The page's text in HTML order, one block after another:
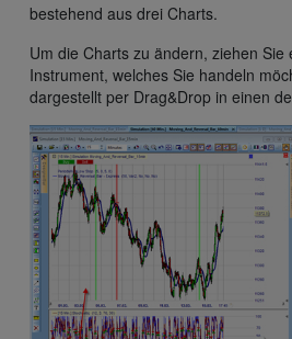
bestehend aus drei Charts.
Um die Charts zu ändern, ziehen Sie
Instrument, welches Sie handeln
dargestellt per Drag&Drop in einen